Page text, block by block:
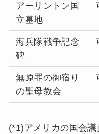
アーリントン国
立墓地
海兵隊戦争記念
碑
無原罪の御宿り
の聖母教会
(*1)アメリカの国会